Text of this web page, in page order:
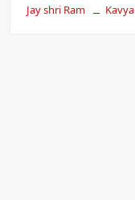
Jay shri Ram Kavya